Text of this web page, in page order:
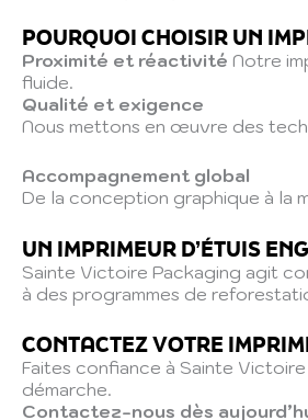
POURQUOI CHOISIR UN
Proximité et réactivité Notre
fluide.
Qualité et exigence
Nous mettons en œuvre des
Accompagnement global
De la conception graphique à la
UN IMPRIMEUR D’ÉTUIS
Sainte Victoire Packaging agit
à des programmes de
CONTACTEZ VOTRE
Faites confiance à Sainte
démarche.
Contactez-nous dès